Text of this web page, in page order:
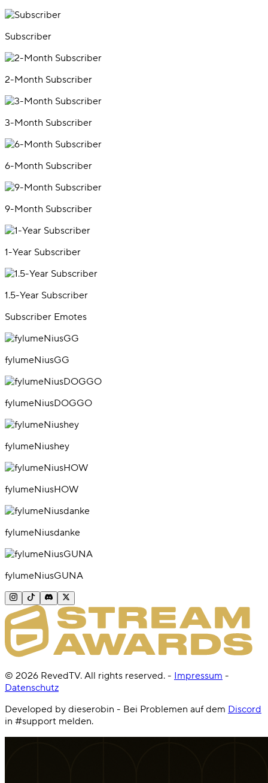
Subscriber
2-Month Subscriber
3-Month Subscriber
6-Month Subscriber
9-Month Subscriber
1-Year Subscriber
1.5-Year Subscriber
Subscriber Emotes
fylumeNiusGG
fylumeNiusDOGGO
fylumeNiushey
fylumeNiusHOW
fylumeNiusdanke
fylumeNiusGUNA
© 2026 RevedTV. All rights reserved. - Impressum -
Datenschutz
Developed by dieserobin - Bei Problemen auf dem Discord
in #support melden.